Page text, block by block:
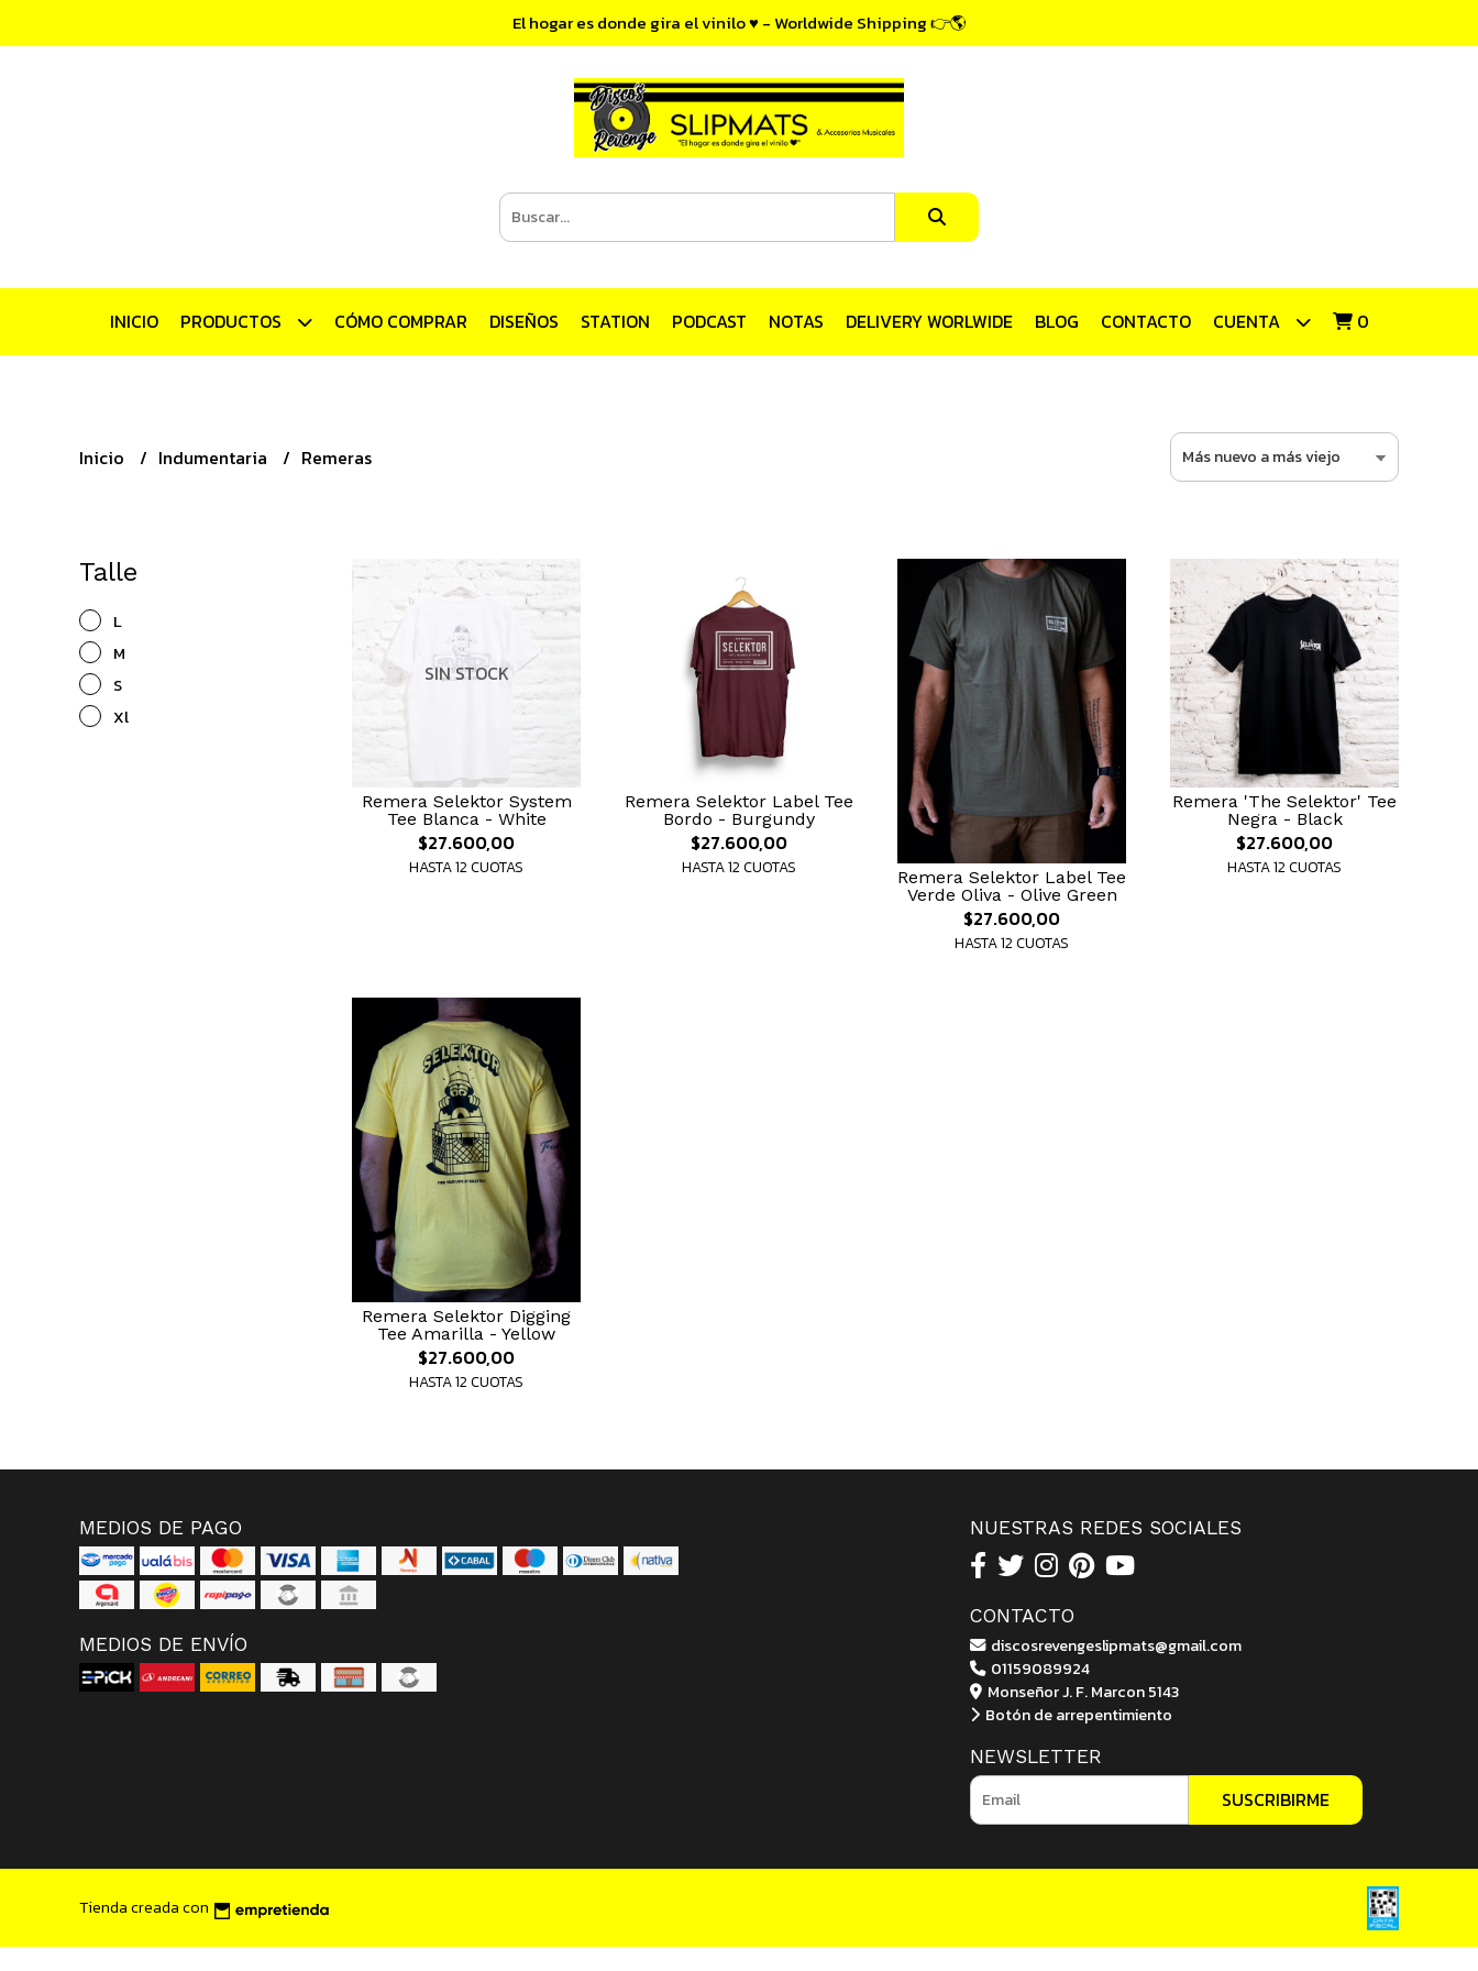
El hogar es donde gira el vinilo ♥ - Worldwide Shipping 👉🌎
INICIO PRODUCTOS CÓMO COMPRAR DISEÑOS STATION PODCAST NOTAS DELIVERY WORLWIDE BLOG CONTACTO CUENTA 0
Inicio Indumentaria Remeras
Talle
L
M
S
Xl
SIN STOCK
Remera Selektor System
Tee Blanca - White
$27.600,00
HASTA 12 CUOTAS
Remera Selektor Label Tee
Bordo - Burgundy
$27.600,00
HASTA 12 CUOTAS
Remera Selektor Label Tee
Verde Oliva - Olive Green
$27.600,00
HASTA 12 CUOTAS
Remera 'The Selektor' Tee
Negra - Black
$27.600,00
HASTA 12 CUOTAS
Remera Selektor Digging
Tee Amarilla - Yellow
$27.600,00
HASTA 12 CUOTAS
MEDIOS DE PAGO
MEDIOS DE ENVÍO
NUESTRAS REDES SOCIALES
CONTACTO
discosrevengeslipmats@gmail.com
01159089924
Monseñor J. F. Marcon 5143
Botón de arrepentimiento
NEWSLETTER
SUSCRIBIRME
Tienda creada con